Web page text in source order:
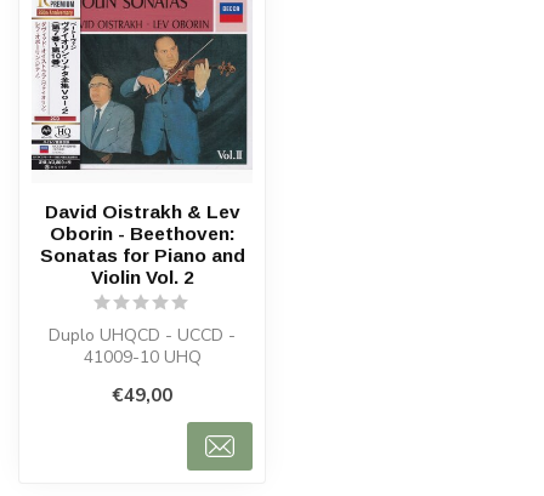
David Oistrakh & Lev
Oborin - Beethoven:
Sonatas for Piano and
Violin Vol. 2
Duplo UHQCD - UCCD -
41009-10 UHQ
€49,00